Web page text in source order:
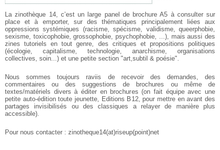
La zinothèque 14, c’est un large panel de brochure A5 à consulter sur
place et à emporter, sur des thématiques principalement liées aux
oppressions systémiques (racisme, spécisme, validisme, queerphobie,
sexisme, toxicophobie, grossophobie, psychophobie, ...), mais aussi des
zines tutoriels en tout genre, des critiques et propositions politiques
(écologie, capitalisme, technologie, anarchisme, organisations
collectives, soin...) et une petite section "art,subtil & poésie".
Nous sommes toujours raviis de recevoir des demandes, des
commentaires ou des suggestions de brochures ou même de
textes/matériels divers à éditer en brochures (on fait équipe avec une
petite auto-édition toute jeunette, Editions B12, pour mettre en avant des
partages invisibilisés ou des classiques a relayer de manière plus
accessible).
Pour nous contacter : zinotheque14(at)riseup(point)net